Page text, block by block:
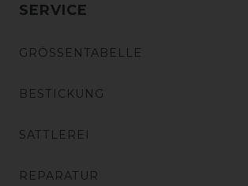
SERVICE
GRÖSSENTABELLE
BESTICKUNG
SATTLEREI
REPARATUR